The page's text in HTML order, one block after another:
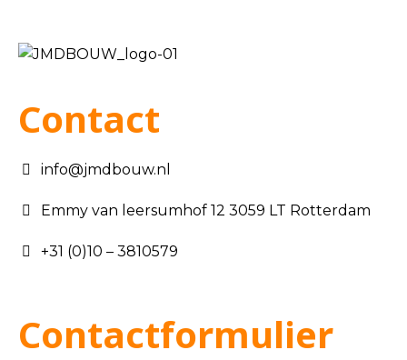
Contact
info@jmdbouw.nl
Emmy van leersumhof 12 3059 LT Rotterdam
+31 (0)10 – 3810579
Contactformulier